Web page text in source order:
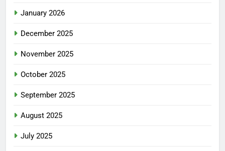
January 2026
December 2025
November 2025
October 2025
September 2025
August 2025
July 2025